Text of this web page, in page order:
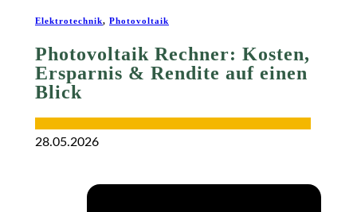
Elektrotechnik, Photovoltaik
Photovoltaik Rechner: Kosten,
Ersparnis & Rendite auf einen
Blick
28.05.2026